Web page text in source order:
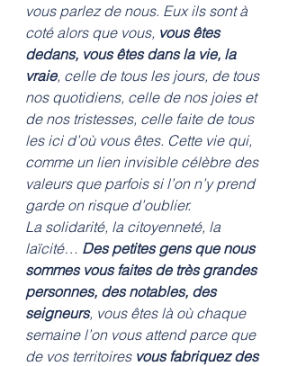
vous parlez de nous. Eux ils sont à
coté alors que vous, vous êtes
dedans, vous êtes dans la vie, la
vraie, celle de tous les jours, de tous
nos quotidiens, celle de nos joies et
de nos tristesses, celle faite de tous
les ici d’où vous êtes. Cette vie qui,
comme un lien invisible célèbre des
valeurs que parfois si l’on n’y prend
garde on risque d’oublier.
La solidarité, la citoyenneté, la
laïcité… Des petites gens que nous
sommes vous faites de très grandes
personnes, des notables, des
seigneurs, vous êtes là où chaque
semaine l’on vous attend parce que
de vos territoires vous fabriquez des